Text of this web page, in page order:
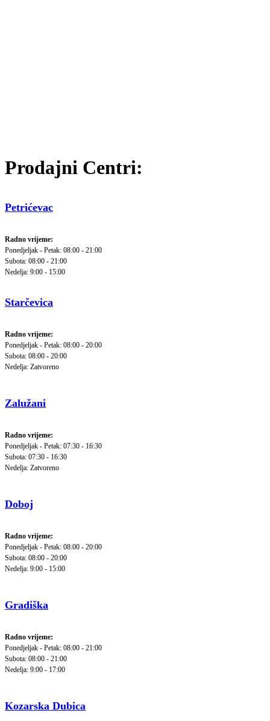
Prodajni Centri:
Petrićevac
Radno vrijeme:
Ponedjeljak - Petak: 08:00 - 21:00
Subota: 08:00 - 21:00
Nedelja: 9:00 - 15:00
Starčevica
Radno vrijeme:
Ponedjeljak - Petak: 08:00 - 20:00
Subota: 08:00 - 20:00
Nedelja: Zatvoreno
Zalužani
Radno vrijeme:
Ponedjeljak - Petak: 07:30 - 16:30
Subota: 07:30 - 16:30
Nedelja: Zatvoreno
Doboj
Radno vrijeme:
Ponedjeljak - Petak: 08:00 - 20:00
Subota: 08:00 - 20:00
Nedelja: 9:00 - 15:00
Gradiška
Radno vrijeme:
Ponedjeljak - Petak: 08:00 - 21:00
Subota: 08:00 - 21:00
Nedelja: 9:00 - 17:00
Kozarska Dubica